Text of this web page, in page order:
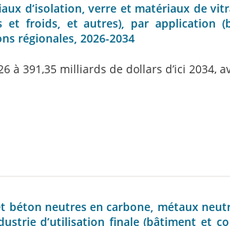
d’isolation, verre et matériaux de
et froids, et autres), par application
régionales, 2026-2034
391,35 milliards de dollars d’ici 2034,
neutres en carbone, métaux
d’utilisation finale (bâtiment et